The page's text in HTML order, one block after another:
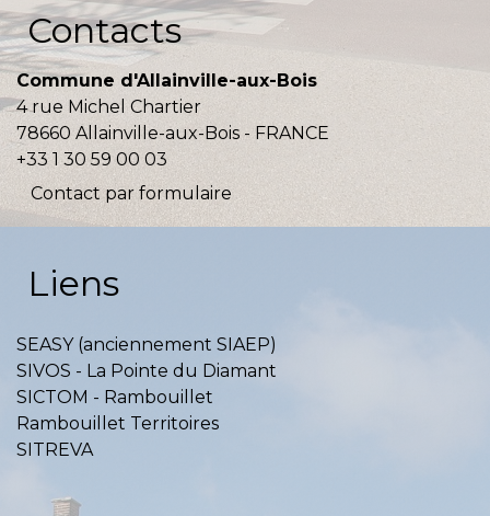
Contacts
Commune d'Allainville-aux-Bois
4 rue Michel Chartier
78660 Allainville-aux-Bois - FRANCE
+33 1 30 59 00 03
Contact par formulaire
Liens
SEASY (anciennement SIAEP)
SIVOS - La Pointe du Diamant
SICTOM - Rambouillet
Rambouillet Territoires
SITREVA